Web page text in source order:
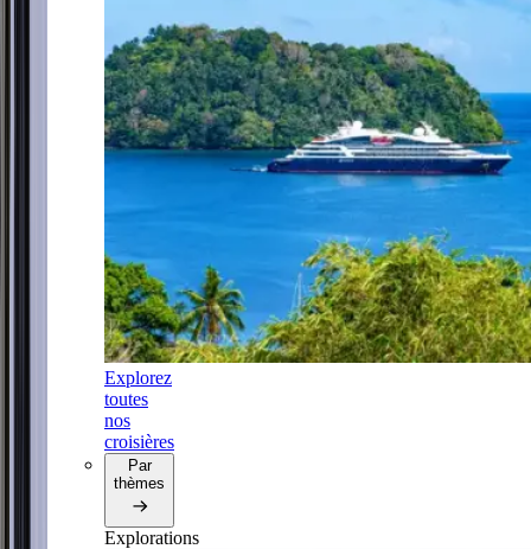
Explorez
toutes
nos
croisières
Par
thèmes
Explorations